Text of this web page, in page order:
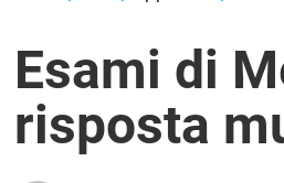
Esami di
risposta